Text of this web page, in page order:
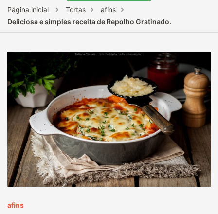
Página inicial Tortas
afins
Deliciosa e simples receita de Repolho Gratinado.
afins